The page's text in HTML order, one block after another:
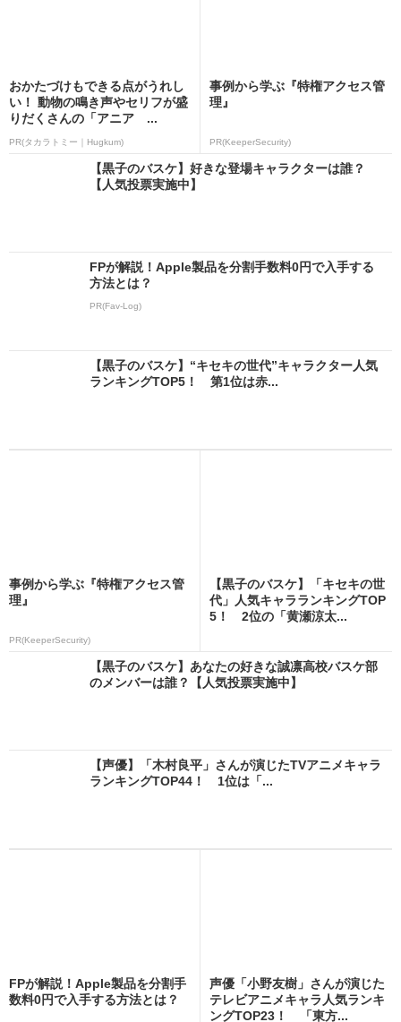
おかたづけもできる点がうれし
い！ 動物の鳴き声やセリフが盛
りだくさんの「アニア ...
PR(タカラトミー｜Hugkum)
事例から学ぶ『特権アクセス管
理』
PR(KeeperSecurity)
【黒子のバスケ】好きな登場キャラクターは誰？
【人気投票実施中】
FPが解説！Apple製品を分割手数料0円で入手する
方法とは？
PR(Fav-Log)
【黒子のバスケ】“キセキの世代”キャラクター人気
ランキングTOP5！ 第1位は赤...
事例から学ぶ『特権アクセス管
理』
PR(KeeperSecurity)
【黒子のバスケ】「キセキの世
代」人気キャラランキングTOP
5！ 2位の「黄瀬涼太...
【黒子のバスケ】あなたの好きな誠凛高校バスケ部
のメンバーは誰？【人気投票実施中】
【声優】「木村良平」さんが演じたTVアニメキャラ
ランキングTOP44！ 1位は「...
FPが解説！Apple製品を分割手
数料0円で入手する方法とは？
声優「小野友樹」さんが演じた
テレビアニメキャラ人気ランキ
ングTOP23！ 「東方...